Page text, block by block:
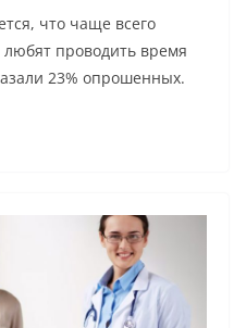
что чаще всего
проводить время
23% опрошенных.